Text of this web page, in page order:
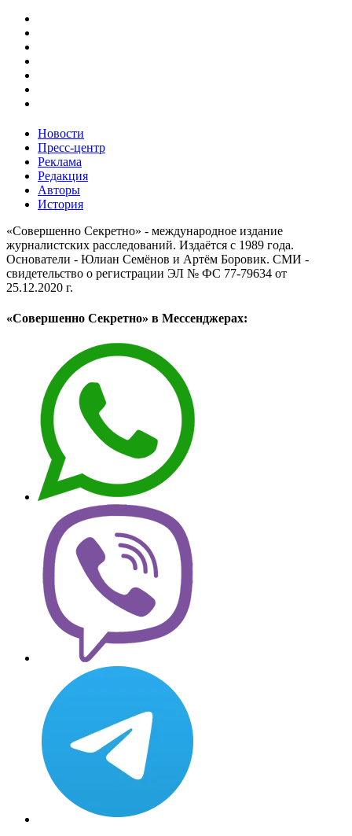
Новости
Пресс-центр
Реклама
Редакция
Авторы
История
«Совершенно Секретно» - международное издание
журналистских расследований. Издаётся с 1989 года.
Основатели - Юлиан Семёнов и Артём Боровик. CМИ -
свидетельство о регистрации ЭЛ № ФС 77-79634 от
25.12.2020 г.
«Совершенно Секретно» в Мессенджерах: